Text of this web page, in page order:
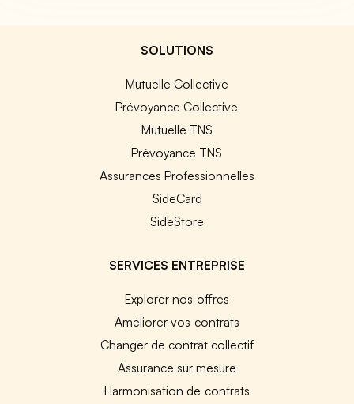
SOLUTIONS
Mutuelle Collective
Prévoyance Collective
Mutuelle TNS
Prévoyance TNS
Assurances Professionnelles
SideCard
SideStore
SERVICES ENTREPRISE
Explorer nos offres
Améliorer vos contrats
Changer de contrat collectif
Assurance sur mesure
Harmonisation de contrats